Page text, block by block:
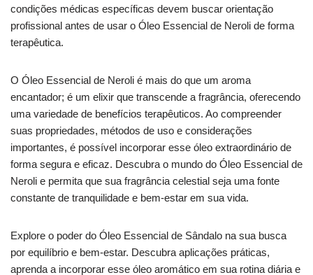
condições médicas específicas devem buscar orientação
profissional antes de usar o Óleo Essencial de Neroli de forma
terapêutica.
O Óleo Essencial de Neroli é mais do que um aroma
encantador; é um elixir que transcende a fragrância, oferecendo
uma variedade de benefícios terapêuticos. Ao compreender
suas propriedades, métodos de uso e considerações
importantes, é possível incorporar esse óleo extraordinário de
forma segura e eficaz. Descubra o mundo do Óleo Essencial de
Neroli e permita que sua fragrância celestial seja uma fonte
constante de tranquilidade e bem-estar em sua vida.
Explore o poder do Óleo Essencial de Sândalo na sua busca
por equilíbrio e bem-estar. Descubra aplicações práticas,
aprenda a incorporar esse óleo aromático em sua rotina diária e